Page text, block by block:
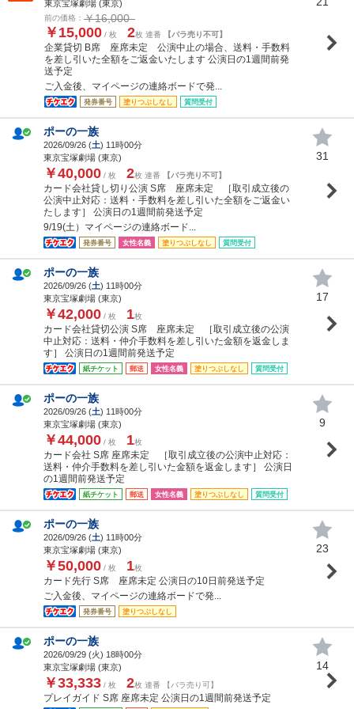
東京宝塚劇場 (東京)
前の価格： ￥16,000
￥15,000 / 枚 2枚 連番 【バラ売り不可】
企業貸切 B席 座席未定 公演中止の場合、送料・手数料
を差し引いた全額をご返金いたします 公演日の1週間前発
送予定
ご入金後、マイページの連絡ボードで発...
発券番号 塗りつぶしなし 質問受付
ポーの一族
2026/09/26 (土) 11時00分
東京宝塚劇場 (東京)
￥40,000 / 枚 2枚 連番 【バラ売り不可】
カード会社貸し切り公演 S席 座席未定 ［取引成立後の
公演中止対応：送料・手数料を差し引いた全額をご返金い
たします］ 公演日の1週間前発送予定
9/19(土）マイページの連絡ボード...
発券番号 女性名義 塗りつぶしなし 質問受付
31
ポーの一族
2026/09/26 (土) 11時00分
東京宝塚劇場 (東京)
￥42,000 / 枚 1枚
カード会社貸切公演 S席 座席未定 ［取引成立後の公演
中止対応：送料・仲介手数料を差し引いた金額を返金しま
す］ 公演日の1週間前発送予定
紙チケット 郵送 女性名義 塗りつぶしなし 質問受付
17
ポーの一族
2026/09/26 (土) 11時00分
東京宝塚劇場 (東京)
￥44,000 / 枚 1枚
カード会社 S席 座席未定 ［取引成立後の公演中止対応：
送料・仲介手数料を差し引いた金額を返金します］ 公演日
の1週間前発送予定
紙チケット 郵送 女性名義 塗りつぶしなし 質問受付
9
ポーの一族
2026/09/26 (土) 11時00分
東京宝塚劇場 (東京)
￥50,000 / 枚 1枚
カード先行 S席 座席未定 公演日の10日前発送予定
ご入金後、マイページの連絡ボードで発...
発券番号 塗りつぶしなし
23
ポーの一族
2026/09/29 (火) 18時00分
東京宝塚劇場 (東京)
￥33,333 / 枚 2枚 連番 【バラ売り可】
プレイガイド S席 座席未定 公演日の1週間前発送予定
14